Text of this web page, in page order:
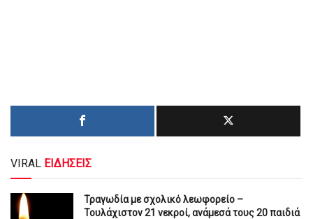
VIRAL ΕΙΔΗΣΕΙΣ
Τραγωδία με σχολικό λεωφορείο –
Τουλάχιστον 21 νεκροί, ανάμεσά τους 20 παιδιά